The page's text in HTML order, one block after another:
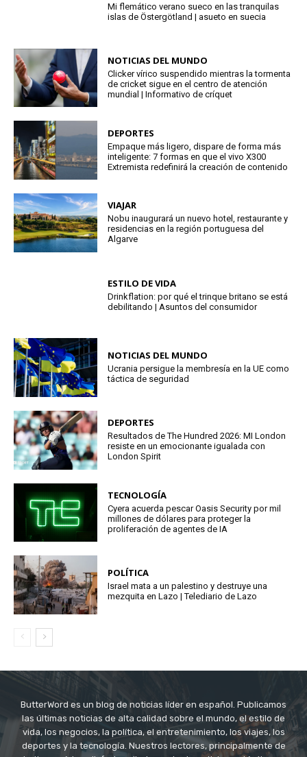
Mi flemático verano sueco en las tranquilas
islas de Östergötland | asueto en suecia
NOTICIAS DEL MUNDO
Clicker vírico suspendido mientras la tormenta
de cricket sigue en el centro de atención
mundial | Informativo de críquet
DEPORTES
Empaque más ligero, dispare de forma más
inteligente: 7 formas en que el vivo X300
Extremista redefinirá la creación de contenido
VIAJAR
Nobu inaugurará un nuevo hotel, restaurante y
residencias en la región portuguesa del
Algarve
ESTILO DE VIDA
Drinkflation: por qué el trinque britano se está
debilitando | Asuntos del consumidor
NOTICIAS DEL MUNDO
Ucrania persigue la membresía en la UE como
táctica de seguridad
DEPORTES
Resultados de The Hundred 2026: MI London
resiste en un emocionante igualada con
London Spirit
TECNOLOGÍA
Cyera acuerda pescar Oasis Security por mil
millones de dólares para proteger la
proliferación de agentes de IA
POLÍTICA
Israel mata a un palestino y destruye una
mezquita en Lazo | Telediario de Lazo
ButterWord es un blog de noticias líder en español. Publicamos
las últimas noticias de alta calidad sobre el mundo, el estilo de
vida, los negocios, la política, el entretenimiento, los viajes, los
deportes y la tecnología. Nuestros lectores, principalmente de